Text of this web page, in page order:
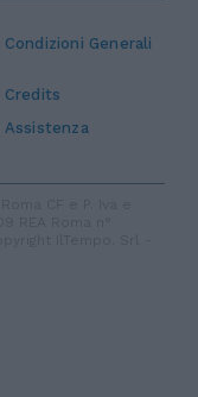
Condizioni Generali
Credits
Assistenza